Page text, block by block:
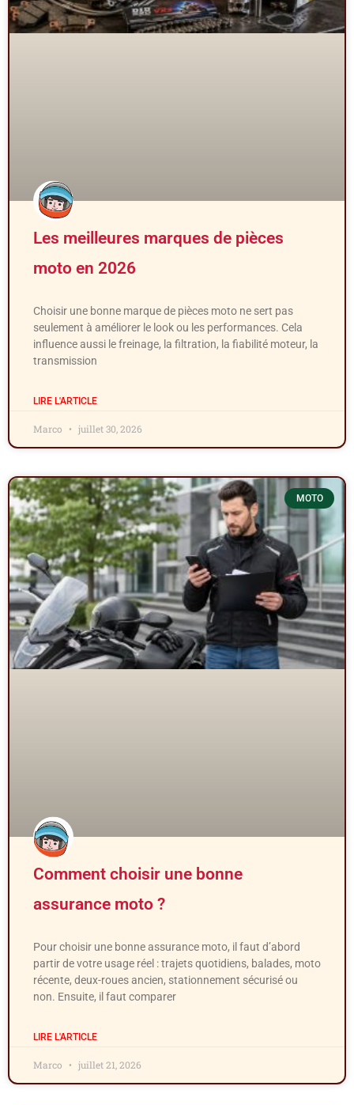
Les meilleures marques de pièces
moto en 2026
Choisir une bonne marque de pièces moto ne sert pas
seulement à améliorer le look ou les performances. Cela
influence aussi le freinage, la filtration, la fiabilité moteur, la
transmission
LIRE L'ARTICLE
Marco juillet 30, 2026
MOTO
Comment choisir une bonne
assurance moto ?
Pour choisir une bonne assurance moto, il faut d’abord
partir de votre usage réel : trajets quotidiens, balades, moto
récente, deux-roues ancien, stationnement sécurisé ou
non. Ensuite, il faut comparer
LIRE L'ARTICLE
Marco juillet 21, 2026